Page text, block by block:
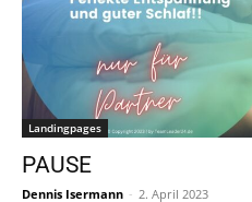
Landingpages
PAUSE
Dennis Isermann - 2. April 2023